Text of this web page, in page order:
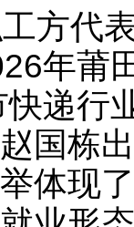
方代
年莆
快递
国栋
体现